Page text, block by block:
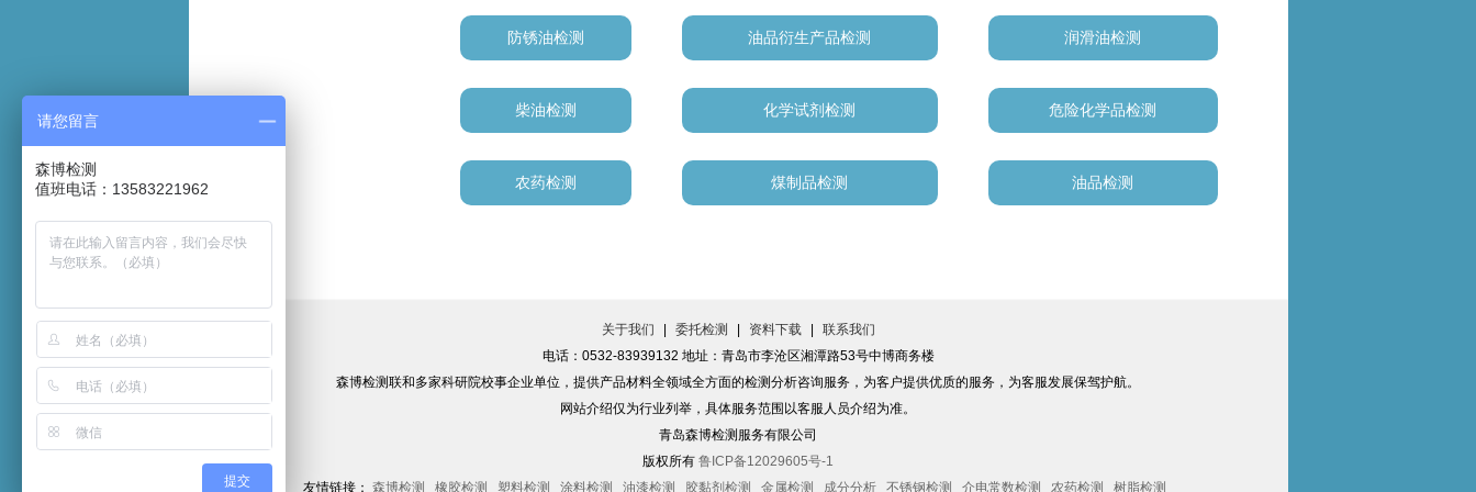
防锈油检测 油品衍生产品检测 润滑油检测
柴油检测 化学试剂检测 危险化学品检测
农药检测 煤制品检测 油品检测
关于我们 委托检测 资料下载
联系我们
电话：0532-83939132 地址：青岛市李沧区湘潭路53号中博商务楼
森博检测联和多家科研院校事企业单位，提供产品材料全领域全方面的检测分析咨询服务，为客户提供优质的服务，为客服发展保驾护航。
网站介绍仅为行业列举，具体服务范围以客服人员介绍为准。
青岛森博检测服务有限公司
版权所有 鲁ICP备12029605号-1
友情链接： 森博检测 橡胶检测 塑料检测 涂料检测 油漆检测 胶黏剂检测 金属检测 成分分析 不锈钢检测 介电常数检测 农药检测 树脂检测
请您留言
森博检测
值班电话：13583221962
提交